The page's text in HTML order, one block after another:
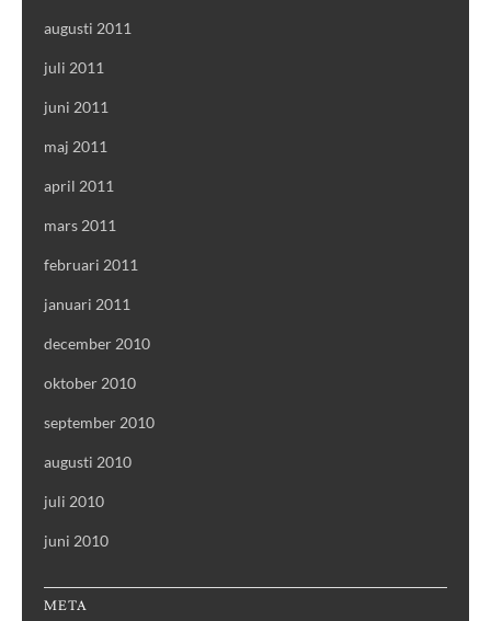
augusti 2011
juli 2011
juni 2011
maj 2011
april 2011
mars 2011
februari 2011
januari 2011
december 2010
oktober 2010
september 2010
augusti 2010
juli 2010
juni 2010
META